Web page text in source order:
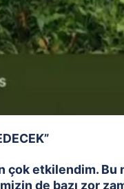
çok etkilendim.
de bazı zor